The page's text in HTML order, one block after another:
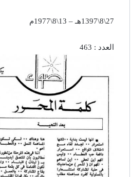
27\8\1397هـ – 13\8\1977م
العدد : 463